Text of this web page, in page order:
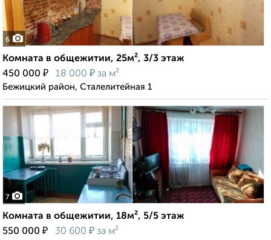
6
Комната в общежитии, 25м², 3/3 этаж
450 000 ₽ 18 000 ₽ за м²
Бежицкий район, Сталелитейная 1
7
Комната в общежитии, 18м², 5/5 этаж
550 000 ₽ 30 600 ₽ за м²